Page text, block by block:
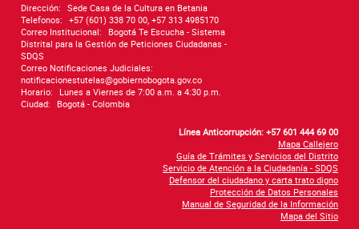
Dirección: Sede Casa de la Cultura en Betania
Telefonos: +57 (601) 338 70 00, +57 313 4985170
Correo Institucional:
Bogotá Te Escucha - Sistema
Distrital para la Gestión de Peticiones Ciudadanas -
SDQS
Correo Notificaciones Judiciales:
notificacionestutelas@gobiernobogota.gov.co
Horario:
Lunes a Viernes de 7:00 a.m. a 4:30 p.m.
Ciudad:
Bogotá - Colombia
Línea Anticorrupción: +57 601 444 69 00
Mapa Callejero
Guía de Trámites y Servicios del Distrito
Servicio de Atención a la Ciudadanía - SDQS
Defensor del ciudadano y carta trato digno
Protección de Datos Personales
Manual de Seguridad de la Información
Mapa del Sitio